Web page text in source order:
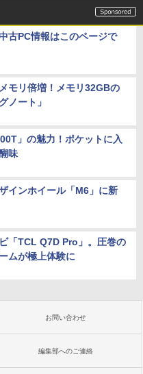
古PC情報はこのページで
モリ倍増！メモリ32GBの
ノート」
」の魅力！ポケットに入
味
インホイール「M6」に新
「TCL Q7D Pro」。圧巻の
ムが極上体験に
お問い合わせ
編集部へのご連絡